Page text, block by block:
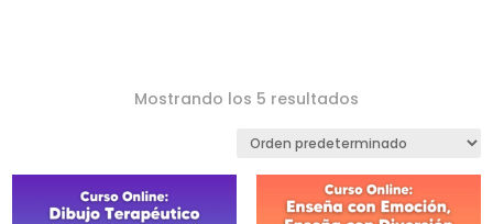
Mostrando los 5 resultados